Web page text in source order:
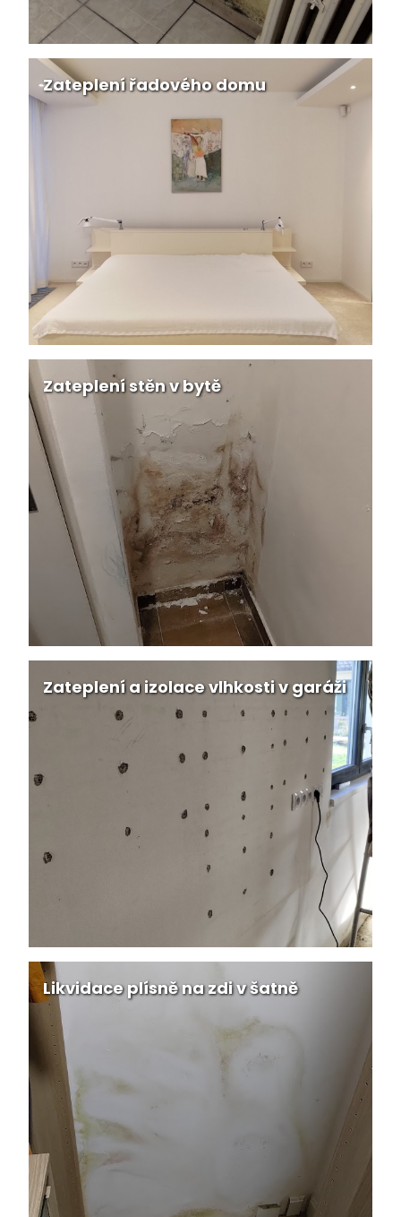
Zateplení řadového domu
Zateplení stěn v bytě
Zateplení a izolace vlhkosti v garáži
Likvidace plísně na zdi v šatně